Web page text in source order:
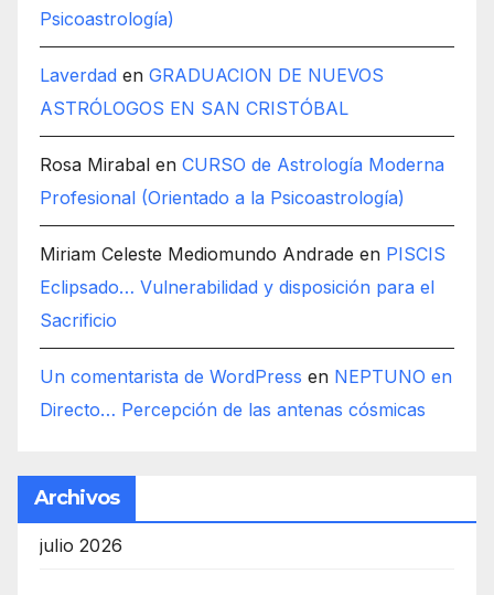
Psicoastrología)
Laverdad en GRADUACION DE NUEVOS
ASTRÓLOGOS EN SAN CRISTÓBAL
Rosa Mirabal en CURSO de Astrología Moderna
Profesional (Orientado a la Psicoastrología)
Miriam Celeste Mediomundo Andrade en PISCIS
Eclipsado… Vulnerabilidad y disposición para el
Sacrificio
Un comentarista de WordPress en NEPTUNO en
Directo… Percepción de las antenas cósmicas
Archivos
julio 2026